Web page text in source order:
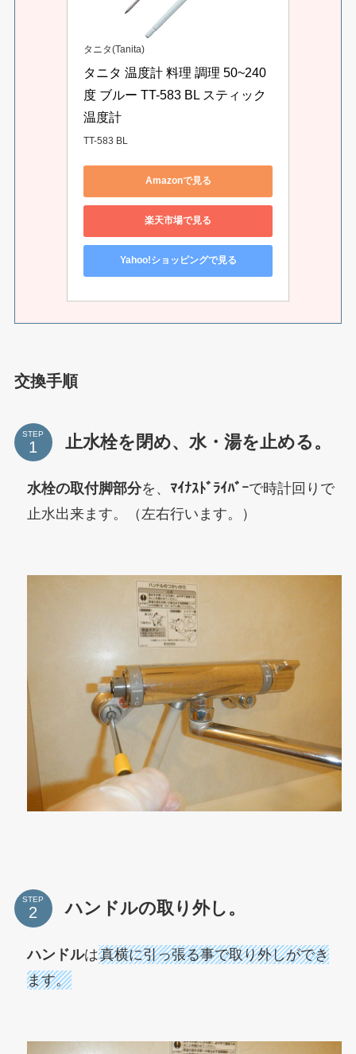
タニタ(Tanita)
タニタ 温度計 料理 調理 50~240
度 ブルー TT-583 BL スティック
温度計
TT-583 BL
Amazonで見る
楽天市場で見る
Yahoo!ショッピングで見る
交換手順
STEP 止水栓を閉め、水・湯を止める。
水栓の取付脚部分を、 ﾏｲﾅｽﾄﾞﾗｲﾊﾞｰで時計回りで
止水出来ます。（左右行います。）
STEP ハンドルの取り外し。
ハンドルは真横に引っ張る事で取り外しができ
ます。